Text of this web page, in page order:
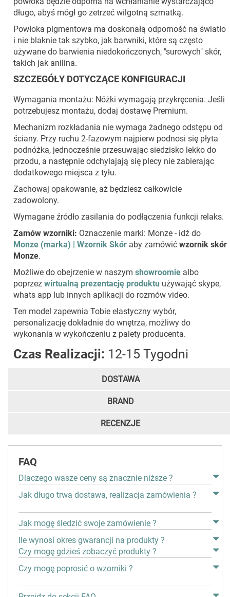
długo, abyś mógł go zetrzeć wilgotną szmatką.
Powłoka pigmentowa ma doskonałą odporność na światło
i nie blaknie tak szybko, jak barwniki, które są często
używane do barwienia niedokończonych, "surowych" skór,
takich jak anilina.
SZCZEGÓŁY DOTYCZĄCE KONFIGURACJI
Wymagania montażu: Nóżki wymagają przykręcenia. Jeśli
potrzebujesz montażu, dodaj dostawę Premium.
Mechanizm rozkładania nie wymaga żadnego odstępu od
ściany. Przy ruchu 2-fazowym najpierw podnosi się płyta
podnóżka, jednocześnie przesuwając siedzisko lekko do
przodu, a następnie odchylajają się plecy nie zabierając
dodatkowego miejsca z tyłu.
Zachowaj opakowanie, aż będziesz całkowicie
zadowolony.
Wymagane źródło zasilania do podłączenia funkcji relaks.
Zamów wzorniki: Oznaczenie marki: Monze - idź do
Monze (marka) | Wzornik Skór aby zamówić wzornik skór
Monze.
Możliwe do obejrzenie w naszym showroomie albo
poprzez wirtualną prezentację produktu używająć skype,
whats app lub innych aplikacji do rozmów video.
Ten model zapewnia Tobie elastyczny wybór,
personalizację dokładnie do wnętrza, możliwy do
wykonania w wykończeniu z palety producenta.
Czas Realizacji: 12-15 Tygodni
DOSTAWA
BRAND
RECENZJE
FAQ
Dlaczego wasze ceny są znacznie niższe ?
Jak długo trwa dostawa, realizacja zamówienia ?
Jak mogę śledzić swoje zamówienie ?
Ile wynosi okres gwarancji na produkty ?
Czy mogę gdzieś zobaczyć produkty ?
Czy mogę poprosić o wzorniki ?